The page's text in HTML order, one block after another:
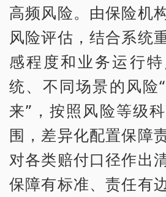
高频风险。由保险机
风险评估，结合系统
感程度和业务运行
统、不同场景的风险
来”，按照风险等级
围，差异化配置保障
对各类赔付口径作出
保障有标准、责任有